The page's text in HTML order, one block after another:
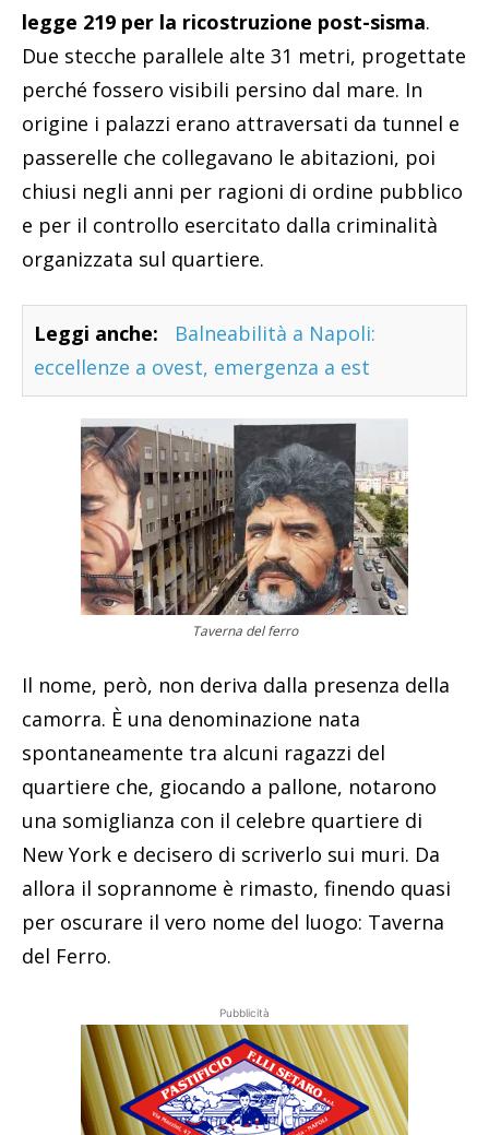
legge 219 per la ricostruzione post-sisma.
Due stecche parallele alte 31 metri, progettate
perché fossero visibili persino dal mare. In
origine i palazzi erano attraversati da tunnel e
passerelle che collegavano le abitazioni, poi
chiusi negli anni per ragioni di ordine pubblico
e per il controllo esercitato dalla criminalità
organizzata sul quartiere.
Leggi anche:
Balneabilità a Napoli:
eccellenze a ovest, emergenza a est
Taverna del ferro
Il nome, però, non deriva dalla presenza della
camorra. È una denominazione nata
spontaneamente tra alcuni ragazzi del
quartiere che, giocando a pallone, notarono
una somiglianza con il celebre quartiere di
New York e decisero di scriverlo sui muri. Da
allora il soprannome è rimasto, finendo quasi
per oscurare il vero nome del luogo: Taverna
del Ferro.
Pubblicità